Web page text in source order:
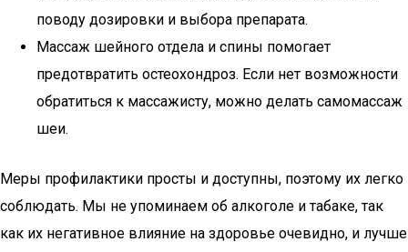
поводу дозировки и выбора препарата.
Массаж шейного отдела и спины помогает
предотвратить остеохондроз. Если нет возможности
обратиться к массажисту, можно делать самомассаж
шеи.
Меры профилактики просты и доступны, поэтому их легко
соблюдать. Мы не упоминаем об алкоголе и табаке, так
как их негативное влияние на здоровье очевидно, и лучше